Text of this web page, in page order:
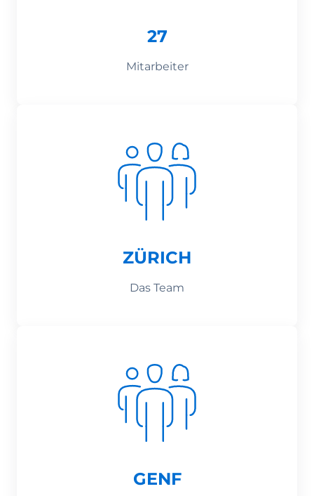
27
Mitarbeiter
ZÜRICH
Das Team
GENF